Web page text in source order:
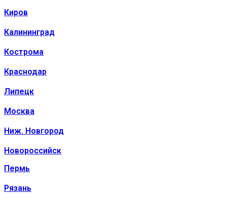
Киров
Калининград
Кострома
Краснодар
Липецк
Москва
Ниж. Новгород
Новороссийск
Пермь
Рязань